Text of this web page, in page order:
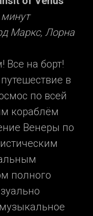
минут
Маркс, Лорна
на борт!
в
по всей
кораблём
Венеры по
полного